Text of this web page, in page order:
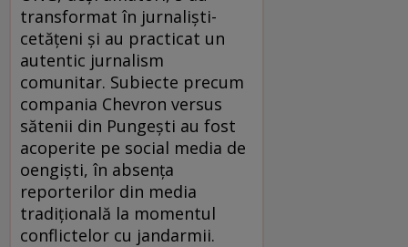
transformat în jurnalişti-
cetăţeni şi au practicat un
autentic jurnalism
comunitar. Subiecte precum
compania Chevron versus
sătenii din Pungeşti au fost
acoperite pe social media de
oengişti, în absenţa
reporterilor din media
tradiţională la momentul
conflictelor cu jandarmii.